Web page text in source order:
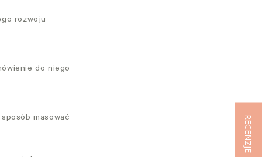
rozwoju
do niego
masować
RECENZJE